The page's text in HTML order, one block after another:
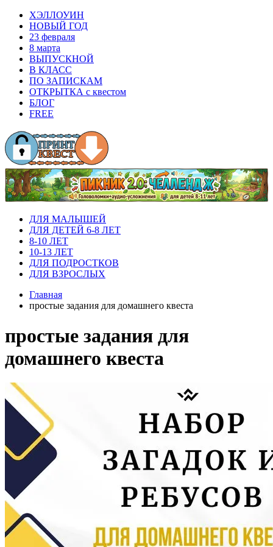
ХЭЛЛОУИН
НОВЫЙ ГОД
23 февраля
8 марта
ВЫПУСКНОЙ
В КЛАСС
ПО ЗАПИСКАМ
ОТКРЫТКА с квестом
БЛОГ
FREE
ДЛЯ МАЛЫШЕЙ
ДЛЯ ДЕТЕЙ 6-8 ЛЕТ
8-10 ЛЕТ
10-13 ЛЕТ
ДЛЯ ПОДРОСТКОВ
ДЛЯ ВЗРОСЛЫХ
Главная
простые задания для домашнего квеста
простые задания для
домашнего квеста